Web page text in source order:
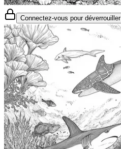
Connectez-vous pour déverrouiller